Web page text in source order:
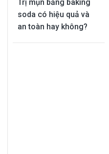
Trị mụn bằng baking
soda có hiệu quả và
an toàn hay không?